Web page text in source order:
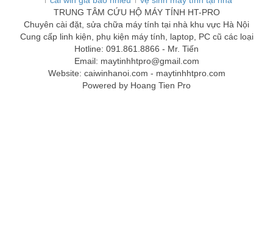
TRUNG TÂM CỨU HỘ MÁY TÍNH HT-PRO
Chuyên cài đặt, sửa chữa máy tính tại nhà khu vực Hà Nội
Cung cấp linh kiện, phụ kiện máy tính, laptop, PC cũ các loại
Hotline: 091.861.8866 - Mr. Tiến
Email: maytinhhtpro@gmail.com
Website: caiwinhanoi.com - maytinhhtpro.com
Powered by Hoang Tien Pro